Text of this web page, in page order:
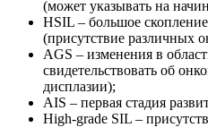
(может указывать на
HSIL – большое
(присутствие различных
AGS – изменения в
свидетельствовать об
дисплазии);
AIS – первая стадия
High-grade SIL –